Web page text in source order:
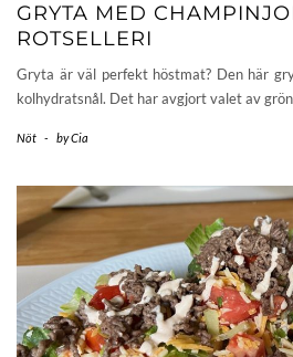
GRYTA MED
ROTSELLERI
Gryta är väl perfekt höstmat? Den här
kolhydratsnål. Det har avgjort valet av
Nöt - byCia